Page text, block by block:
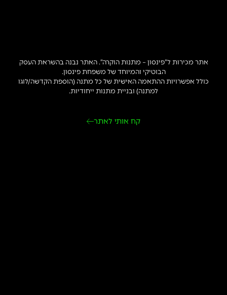
אתר מכירות ל”פינסון – מתנות הוקרה”. האתר נבנה בהשראת העסק
הבוטיקי והמיוחד של משפחת פינסון.
כולל אפשרויות ההתאמה האישית של כל מתנה (הוספת הקדשה/לוגו
למתנה) ובניית מתנות ייחודיות.
קח אותי לאתר